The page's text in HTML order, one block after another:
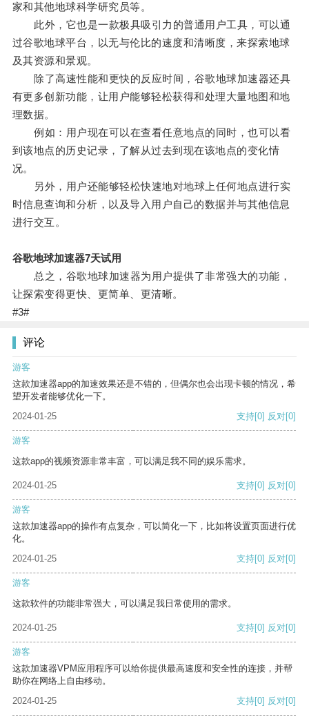
家和其他地球科学研究员等。
此外，它也是一款极具吸引力的普通用户工具，可以通
过谷歌地球平台，以无与伦比的速度和清晰度，来探索地球
及其资源和景观。
除了高速性能和更快的反应时间，谷歌地球加速器还具
有更多创新功能，让用户能够轻松获得和处理大量地图和地
理数据。
例如：用户现在可以在查看任意地点的同时，也可以看
到该地点的历史记录，了解从过去到现在该地点的变化情
况。
另外，用户还能够轻松快速地对地球上任何地点进行实
时信息查询和分析，以及导入用户自己的数据并与其他信息
进行交互。
谷歌地球加速器7天试用
总之，谷歌地球加速器为用户提供了非常强大的功能，
让探索变得更快、更简单、更清晰。
#3#
评论
游客
这款加速器app的加速效果还是不错的，但偶尔也会出现卡顿的情况，希
望开发者能够优化一下。
2024-01-25
支持[0] 反对[0]
游客
这款app的视频资源非常丰富，可以满足我不同的娱乐需求。
2024-01-25 支持[0] 反对[0]
游客
这款加速器app的操作有点复杂，可以简化一下，比如将设置页面进行优
化。
2024-01-25
支持[0] 反对[0]
游客
这款软件的功能非常强大，可以满足我日常使用的需求。
2024-01-25 支持[0] 反对[0]
游客
这款加速器VPM应用程序可以给你提供最高速度和安全性的连接，并帮
助你在网络上自由移动。
2024-01-25
支持[0] 反对[0]